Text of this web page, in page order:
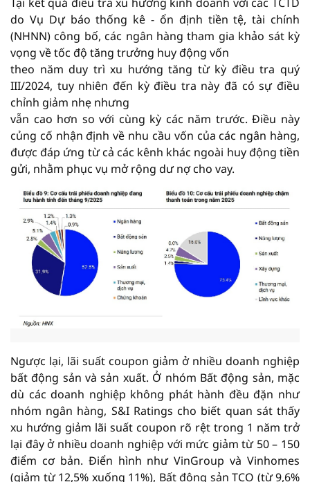
do Vụ Dự báo thống kê - ổn định tiền tệ, tài chính
(NHNN) công bố, các ngân hàng tham gia khảo sát kỳ
vọng về tốc độ tăng trưởng huy động vốn
theo năm duy trì xu hướng tăng từ kỳ điều tra quý
III/2024, tuy nhiên đến kỳ điều tra này đã có sự điều
chỉnh giảm nhẹ nhưng
vẫn cao hơn so với cùng kỳ các năm trước. Điều này
củng cố nhận định về nhu cầu vốn của các ngân hàng,
được đáp ứng từ cả các kênh khác ngoài huy động tiền
gửi, nhằm phục vụ mở rộng dư nợ cho vay.
Ngược lại, lãi suất coupon giảm ở nhiều doanh nghiệp
bất động sản và sản xuất. Ở nhóm Bất động sản, mặc
dù các doanh nghiệp không phát hành đều đặn như
nhóm ngân hàng, S&I Ratings cho biết quan sát thấy
xu hướng giảm lãi suất coupon rõ rệt trong 1 năm trở
lại đây ở nhiều doanh nghiệp với mức giảm từ 50 – 150
điểm cơ bản. Điển hình như VinGroup và Vinhomes
(giảm từ 12,5% xuống 11%), Bất động sản TCO (từ 9,6%